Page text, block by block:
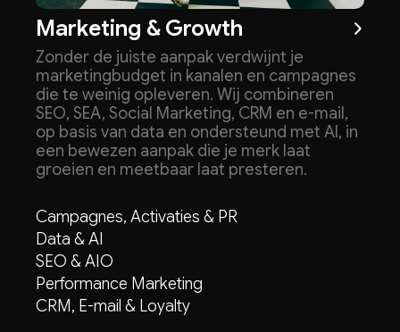
Marketing & Growth
Zonder de juiste aanpak verdwijnt je
marketingbudget in kanalen en campagnes
die te weinig opleveren. Wij combineren
SEO, SEA, Social Marketing, CRM en e-mail,
op basis van data en ondersteund met AI, in
een bewezen aanpak die je merk laat
groeien en meetbaar laat presteren.
Campagnes, Activaties & PR
Data & AI
SEO & AIO
Performance Marketing
CRM, E-mail & Loyalty